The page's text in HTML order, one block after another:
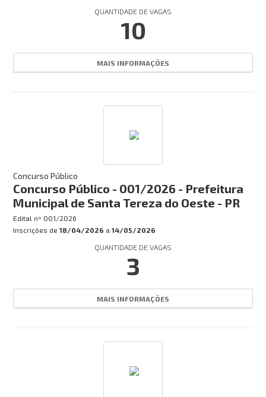
INSCRIÇÕES ABERTAS
BUSCAR
QUANTIDADE DE VAGAS
10
MAIS INFORMAÇÕES
Concurso Público
Concurso Público - 001/2026 - Prefeitura
Municipal de Santa Tereza do Oeste - PR
Edital nº 001/2026
Inscrições de 18/04/2026 a 14/05/2026
QUANTIDADE DE VAGAS
3
MAIS INFORMAÇÕES